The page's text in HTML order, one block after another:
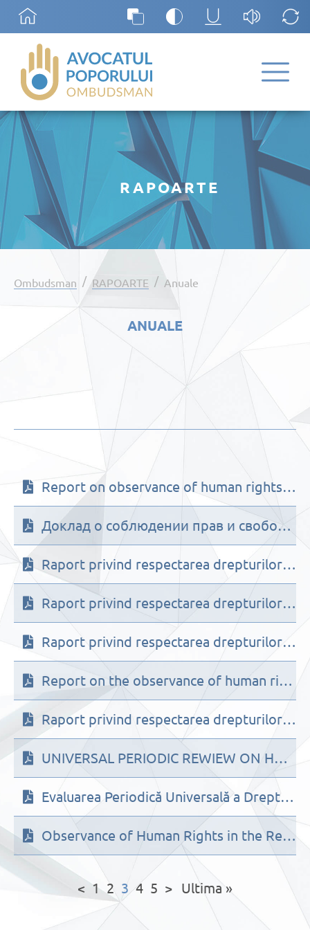
RAPOARTE
Ombudsman / RAPOARTE / Anuale
ANUALE
Report on observance of human rights and freedoms in the Republic of Moldova in 2017
Доклад о соблюдении прав и свобод человека в Республике Молдова в 2017 году
Raport privind respectarea drepturilor și libertăților omului în Republica Molodva în anul 2017
Raport privind respectarea drepturilor copilului în Republica Molodva în anul 2016
Raport privind respectarea drepturilor și libertăților omului în Republica Moldova în anul 2016 ( în limba română și în limba rusă)
Report on the observance of human rights and freedoms in the Republic of Moldova in 2016
Raport privind respectarea drepturilor omului în Republica Moldova în anul 2015
UNIVERSAL PERIODIC REWIEW ON HUMAN RIGHTS IN THE REPUBLIC OF MOLDOVA – NHRI STAKEHOLDERS REPORT, 2nd cycle, November 2016
Evaluarea Periodică Universală a Drepturilor Omului în Republica Moldova Raportul Instituţiei Naţionale de Protecţie a Drepturilor Omului (Oficiului Avocatului Poporului) pentru ciclul II, Noiembrie 2016
Observance of Human Rights in the Republic of Moldova in 2014
< 1 2 3 4 5 > Ultima »